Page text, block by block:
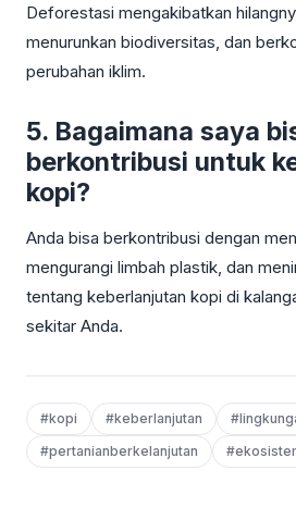
Deforestasi mengakibatkan
menurunkan biodiversitas, dan
perubahan iklim.
5. Bagaimana saya
berkontribusi untuk
kopi?
Anda bisa berkontribusi dengan
mengurangi limbah plastik, dan
tentang keberlanjutan kopi di
sekitar Anda.
#kopi #keberlanjutan
#pertanianberkelanjutan